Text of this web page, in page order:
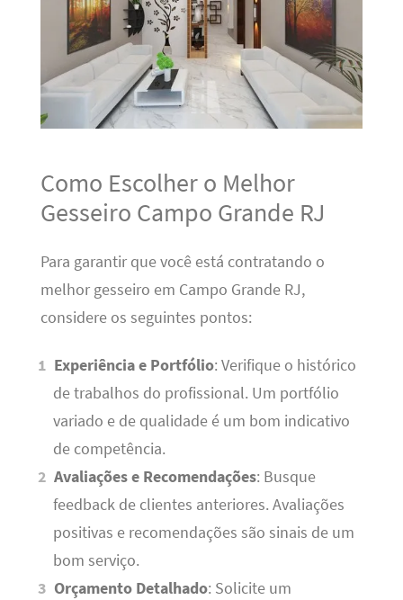
Como Escolher o Melhor
Gesseiro Campo Grande RJ
Para garantir que você está contratando o
melhor gesseiro em Campo Grande RJ,
considere os seguintes pontos:
Experiência e Portfólio: Verifique o histórico
de trabalhos do profissional. Um portfólio
variado e de qualidade é um bom indicativo
de competência.
Avaliações e Recomendações: Busque
feedback de clientes anteriores. Avaliações
positivas e recomendações são sinais de um
bom serviço.
Orçamento Detalhado: Solicite um